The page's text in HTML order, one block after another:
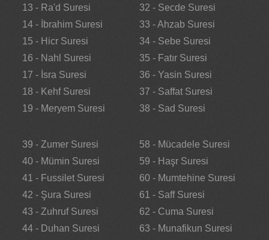
13 - Ra'd Suresi
14 - İbrahim Suresi
15 - Hicr Suresi
16 - Nahl Suresi
17 - İsra Suresi
18 - Kehf Suresi
19 - Meryem Suresi
32 - Secde Suresi
33 - Ahzab Suresi
34 - Sebe Suresi
35 - Fatır Suresi
36 - Yasin Suresi
37 - Saffat Suresi
38 - Sad Suresi
39 - Zumer Suresi
40 - Mümin Suresi
41 - Fussilet Suresi
42 - Şura Suresi
43 - Zuhruf Suresi
44 - Duhan Suresi
58 - Mücadele Suresi
59 - Haşr Suresi
60 - Mumtehine Suresi
61 - Saff Suresi
62 - Cuma Suresi
63 - Munafikun Suresi